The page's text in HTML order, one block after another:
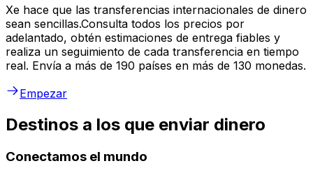
Xe hace que las transferencias internacionales de dinero
sean sencillas.Consulta todos los precios por
adelantado, obtén estimaciones de entrega fiables y
realiza un seguimiento de cada transferencia en tiempo
real. Envía a más de 190 países en más de 130 monedas.
Empezar
Destinos a los que enviar dinero
Conectamos el mundo